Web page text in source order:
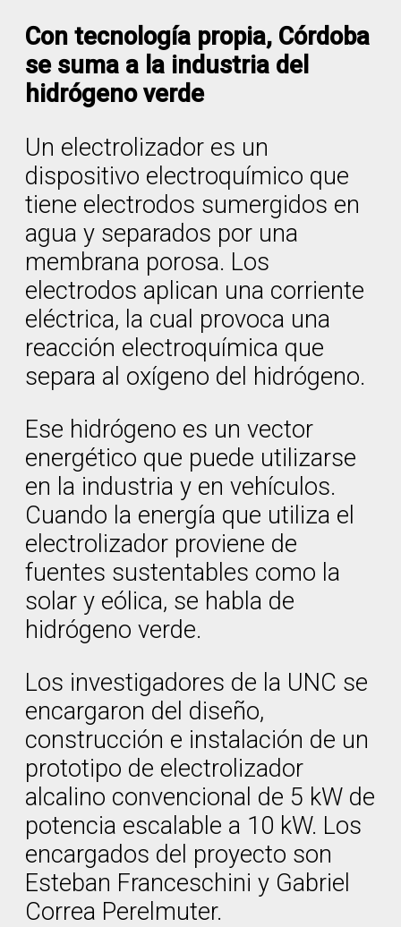
Con tecnología propia, Córdoba
se suma a la industria del
hidrógeno verde
Un electrolizador es un
dispositivo electroquímico que
tiene electrodos sumergidos en
agua y separados por una
membrana porosa. Los
electrodos aplican una corriente
eléctrica, la cual provoca una
reacción electroquímica que
separa al oxígeno del hidrógeno.
Ese hidrógeno es un vector
energético que puede utilizarse
en la industria y en vehículos.
Cuando la energía que utiliza el
electrolizador proviene de
fuentes sustentables como la
solar y eólica, se habla de
hidrógeno verde.
Los investigadores de la UNC se
encargaron del diseño,
construcción e instalación de un
prototipo de electrolizador
alcalino convencional de 5 kW de
potencia escalable a 10 kW. Los
encargados del proyecto son
Esteban Franceschini y Gabriel
Correa Perelmuter.